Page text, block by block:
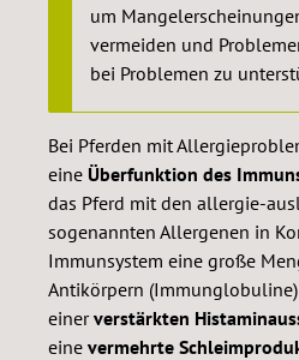
um
vermeiden und
bei Problemen zu
Bei Pferden mit
eine Überfunktion des
das Pferd mit den allergie-
sogenannten Allergenen in
Immunsystem eine große
Antikörpern (Immunglobuline)
einerverstärkten
eine vermehrte